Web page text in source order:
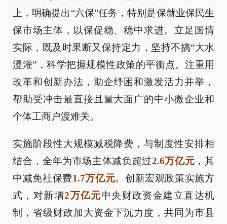
上，明确提出“六保”任务，特别是保就业保民生
保市场主体，以保促稳、稳中求进。立足国情
实际，既及时果断又保持定力，坚持不搞“大水
漫灌”，科学把握规模性政策的平衡点。注重用
改革和创新办法，助企纾困和激发活力并举，
帮助受冲击最直接且量大面广的中小微企业和
个体工商户渡难关。
实施阶段性大规模减税降费，与制度性安排相
结合，全年为市场主体减负超过2.6万亿元 ，其
中减免社保费1.7万亿元。创新宏观政策实施方
式，对新增2万亿元中央财政资金建立直达机
制，省级财政加大资金下沉力度，共同为市县